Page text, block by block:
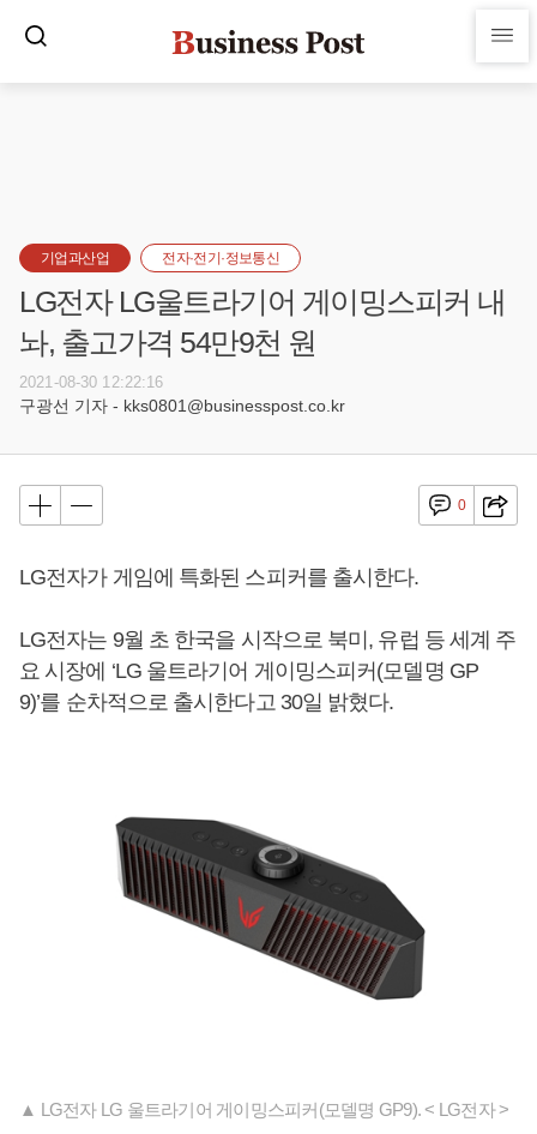
기업과산업 전자·전기·정보통신
LG전자 LG울트라기어 게이밍스피커 내
놔, 출고가격 54만9천 원
2021-08-30 12:22:16
구광선 기자 - kks0801@businesspost.co.kr
0
LG전자가 게임에 특화된 스피커를 출시한다.
LG전자는 9월 초 한국을 시작으로 북미, 유럽 등 세계 주
요 시장에 ‘LG 울트라기어 게이밍스피커(모델명 GP
9)’를 순차적으로 출시한다고 30일 밝혔다.
▲ LG전자 LG 울트라기어 게이밍스피커(모델명 GP9). < LG전자 >